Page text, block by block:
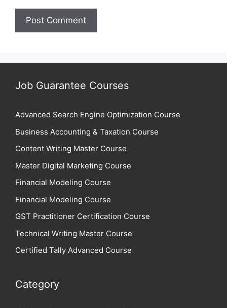
Job Guarantee Courses
Advanced Search Engine Optimization Course
Business Accounting & Taxation Course
Content Writing Master Course
Master Digital Marketing Course
Financial Modeling Course
Financial Modeling Course
GST Practitioner Certification Course
Technical Writing Master Course
Certified Tally Advanced Course
Category